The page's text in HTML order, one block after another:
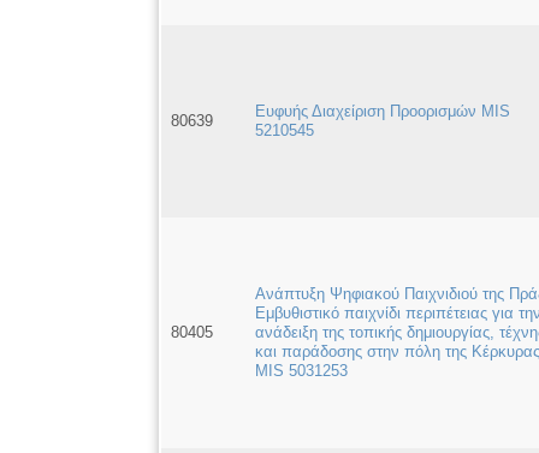
80639
Ευφυής Διαχείριση Προορισμών MIS
5210545
80405
Ανάπτυξη Ψηφιακού Παιχνιδιού της
Εμβυθιστικό παιχνίδι περιπέτειας για
ανάδειξη της τοπικής δημιουργίας,
και παράδοσης στην πόλη της Κέρκυρας
MIS 5031253